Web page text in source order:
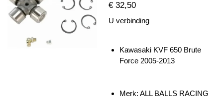
€ 32,50
U verbinding
Kawasaki KVF 650 Brute
Force 2005-2013
Merk: ALL BALLS RACING